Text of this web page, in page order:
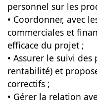
personnel sur les
• Coordonner, avec
commerciales et
efficace du projet ;
• Assurer le suivi des
rentabilité) et
correctifs ;
• Gérer la relation